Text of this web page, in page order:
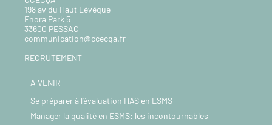
198 av du Haut Lévêque
Enora Park 5
33600 PESSAC
communication@ccecqa.fr
RECRUTEMENT
A VENIR
Se préparer à l’évaluation HAS en ESMS
Manager la qualité en ESMS: les incontournables